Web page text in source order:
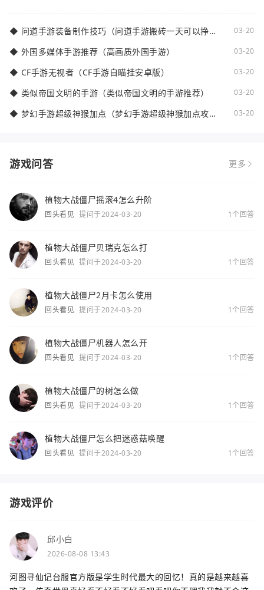
◆ 问道手游装备制作技巧（问道手游搬砖一天可以挣多
03-20
◆ 外国多媒体手游推荐（高画质外国手游） 03-20
◆ CF手游无视者（CF手游自瞄挂安卓版） 03-20
◆ 类似帝国文明的手游（类似帝国文明的手游推荐） 03-20
◆ 梦幻手游超级神猴加点（梦幻手游超级神猴加点攻
03-20
游戏问答 更多
植物大战僵尸摇滚4怎么升阶
回头看见 提问于2024-03-20 1个回答
植物大战僵尸贝瑞克怎么打
回头看见 提问于2024-03-20 1个回答
植物大战僵尸2月卡怎么使用
回头看见 提问于2024-03-20 1个回答
植物大战僵尸机器人怎么开
回头看见 提问于2024-03-20 1个回答
植物大战僵尸的树怎么做
回头看见 提问于2024-03-20 1个回答
植物大战僵尸怎么把迷惑菇唤醒
回头看见 提问于2024-03-20 1个回答
游戏评价
邱小白
2026-08-08 13:43
河图寻仙记台服官方版是学生时代最大的回忆！真的是越来越喜